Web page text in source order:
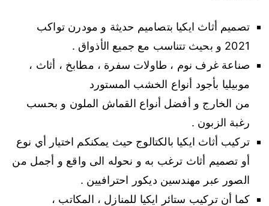
تصميم أثاث ايكيا بتصاميم حديثة و مودرن تواكب
2021 و بحيث تتناسب مع جميع الأذواق .
صناعة غرف نوم ، طاولات سفرة ، مطابخ ، أثاث ،
موبيليا بأجود أنواع الخشب المستورد
من الخارج و أفضل أنواع القماش الملون و بحسب
رغبة الزبون .
تركيب أثاث ايكيا بالكتالوج حيث يمكنكم اختيار أي نوع
أو تصميم أثاث ترغب به و نحوله الى واقع و أجمل من
الصور عبر مهندسين ديكور احترافيين .
كما أن تركيب ستائر ايكيا للمنازل ، المكاتب ،